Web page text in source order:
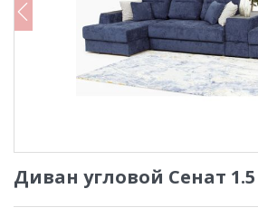
Диван угловой Сенат 1.5